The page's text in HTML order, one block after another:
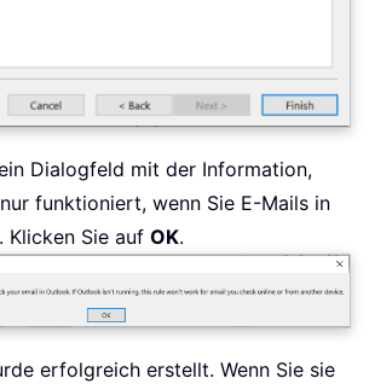
Dialogfeld mit der Information,
funktioniert, wenn Sie E-Mails in
Klicken Sie auf OK.
erfolgreich erstellt. Wenn Sie sie